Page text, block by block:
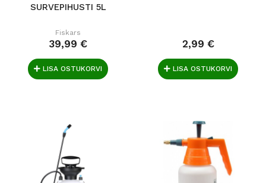
SURVEPIHUSTI 5L
Fiskars
39,99 €
LISA OSTUKORVI
2,99 €
LISA OSTUKORVI